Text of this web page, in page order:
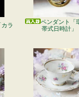
ラ
ペンダント「
帯式日時計」